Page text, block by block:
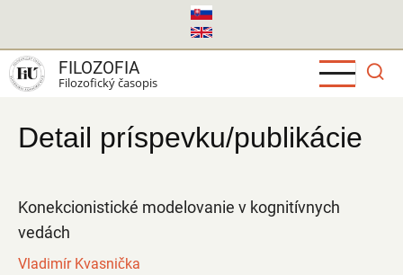
hlavný
obsah
FILOZOFIA
Filozofický časopis
Detail príspevku/publikácie
Konekcionistické modelovanie v kognitívnych
vedách
Vladimír Kvasnička